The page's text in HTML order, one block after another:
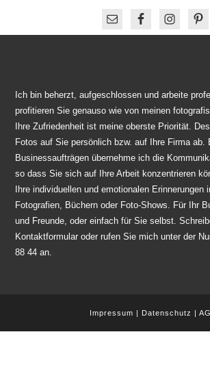
Ich bin beherzt, aufgeschlossen und arbeite
profitieren Sie genauso wie von meinen
Ihre Zufriedenheit ist meine oberste Priorität.
Fotos auf Sie persönlich bzw. auf Ihre Firma ab.
Businessaufträgen übernehme ich die
so dass Sie sich auf Ihre Arbeit konzentrieren
Ihre individuellen und emotionalen Erinnerungen
Fotografien, Büchern oder Foto-Shows. Für Ihr
und Freunde, oder einfach für Sie selbst.
Kontaktformular oder rufen Sie mich unter der
88 44 an.
Impressum | Datenschutz |